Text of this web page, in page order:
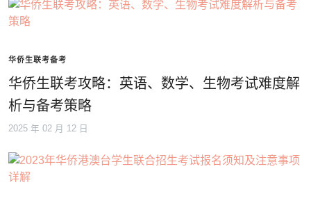
华侨生联考备考
华侨生联考攻略：英语、数学、生物考试难度解
析与备考策略
2025 年 02 月 12 日